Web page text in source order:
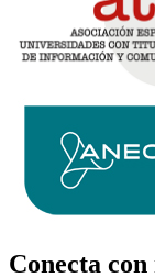
Conecta con